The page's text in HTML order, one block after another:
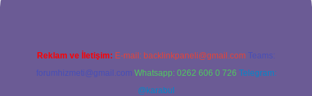
Reklam ve İletişim: E-mail: backlinkpaneli@gmail.com Teams:
forumhizmeti@gmail.com Whatsapp: 0262 606 0 726 Telegram:
@karabul